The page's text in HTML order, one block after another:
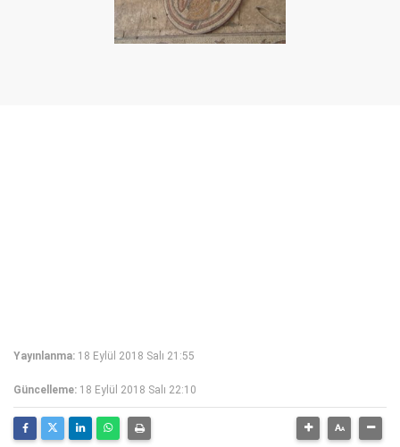
Yayınlanma: 18 Eylül 2018 Salı 21:55
Güncelleme: 18 Eylül 2018 Salı 22:10